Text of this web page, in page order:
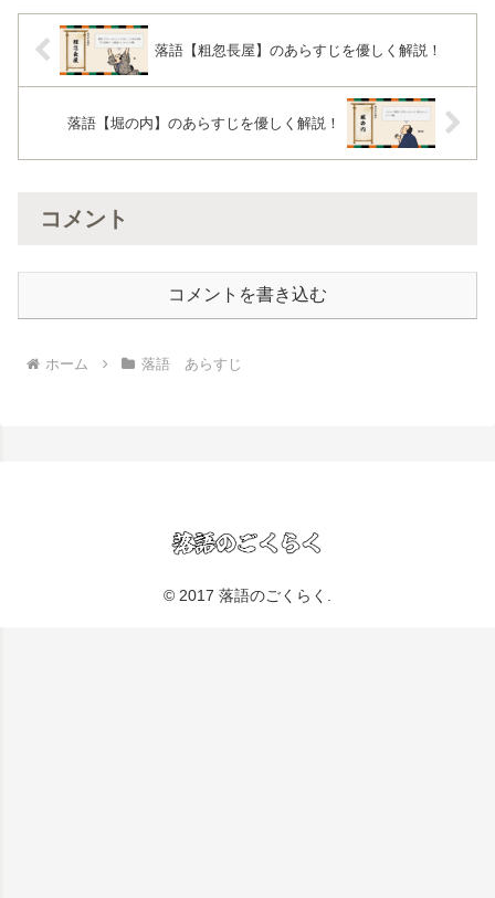
落語【粗忽長屋】のあらすじを優しく解説！
落語【堀の内】のあらすじを優しく解説！
コメント
コメントを書き込む
ホーム 落語 あらすじ
© 2017 落語のごくらく.